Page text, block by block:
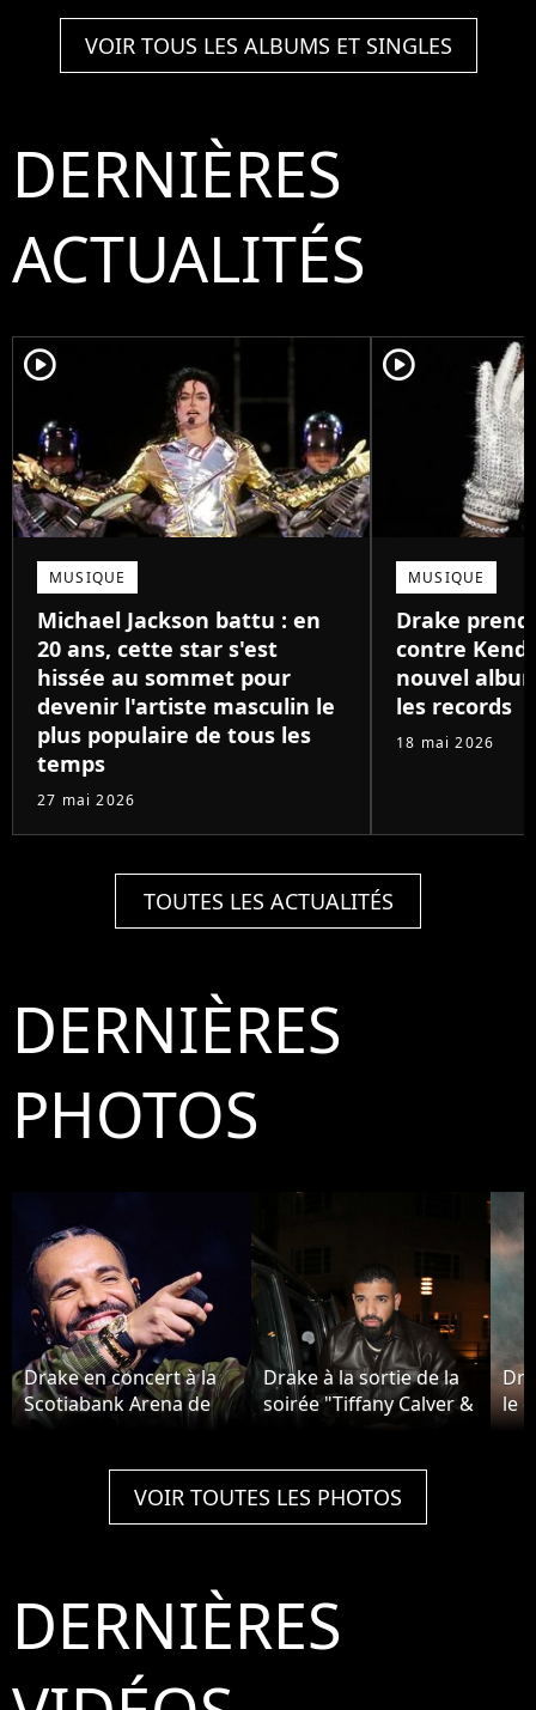
VOIR TOUS LES ALBUMS ET SINGLES
DERNIÈRES
ACTUALITÉS
player2
MUSIQUE
Michael Jackson battu : en
20 ans, cette star s'est
hissée au sommet pour
devenir l'artiste masculin le
plus populaire de tous les
temps
27 mai 2026
player2
MUSIQUE
Drake
contre
nouvel
les records
18 mai 2026
TOUTES LES ACTUALITÉS
DERNIÈRES
PHOTOS
Drake en concert à la
Scotiabank Arena de
Toronto.
Drake à la sortie de la
soirée "Tiffany Calver &
le
VOIR TOUTES LES PHOTOS
DERNIÈRES